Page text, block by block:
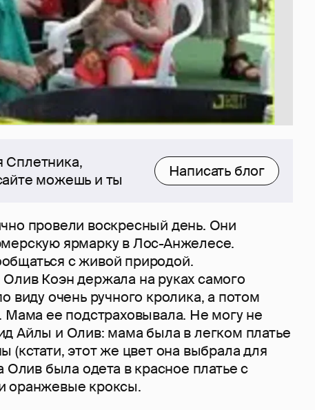
Сплетника,
можешь и ты
Написать блог
провели воскресный день. Они
ярмарку в Лос-Анжелесе.
с живой природой.
Олив Коэн держала на руках самого
виду очень ручного кролика, а потом
Мама ее подстраховывала. Не могу не
Айлы и Олив: мама была в легком платье
(кстати, этот же цвет она выбрала для
Олив была одета в красное платье с
оранжевые кроксы.